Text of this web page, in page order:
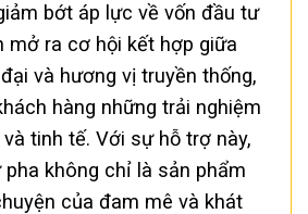
bớt áp lực về vốn đầu tư
mở ra cơ hội kết hợp giữa
và hương vị truyền thống,
hàng những trải nghiệm
tinh tế. Với sự hỗ trợ này,
không chỉ là sản phẩm
của đam mê và khát